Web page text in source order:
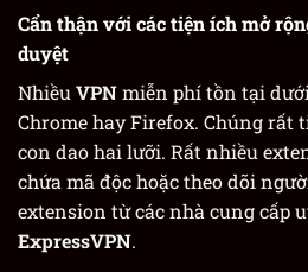
Cẩn thận với các tiện ích mở
duyệt
Nhiều VPNmiễn phí tồn tại
Chrome hay Firefox. Chúng rất
con dao hai lưỡi. Rất nhiều
chứa mã độc hoặc theo dõi
extension từ các nhà cung cấp
ExpressVPN.